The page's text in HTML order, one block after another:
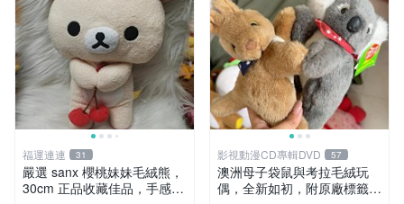
福運連連 31
嚴選 sanx 櫻桃妹妹毛絨熊，
30cm 正品收藏佳品，手感極
影視動漫CD專輯DVD 57
澳洲母子袋鼠與考拉毛絨玩
偶，全新如初，附原廠標籤，